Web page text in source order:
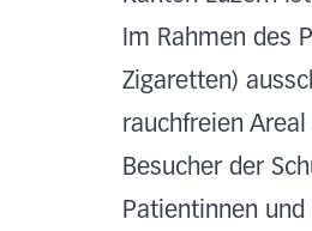
Im Rahmen des
Zigaretten)
rauchfreien
Besucher der
Patientinnen